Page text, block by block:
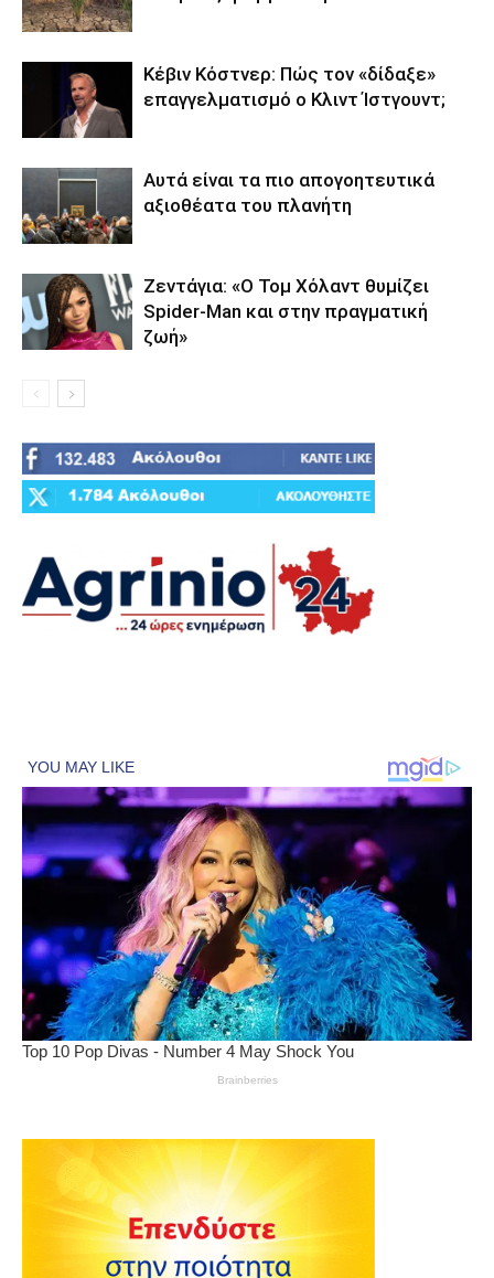
Κέβιν Κόστνερ: Πώς τον «δίδαξε»
επαγγελματισμό ο Κλιντ Ίστγουντ;
Αυτά είναι τα πιο απογοητευτικά
αξιοθέατα του πλανήτη
Ζεντάγια: «Ο Τομ Χόλαντ θυμίζει
Spider-Man και στην πραγματική
ζωή»